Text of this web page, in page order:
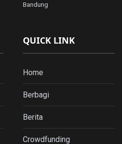
Bandung
QUICK LINK
Home
Berbagi
Berita
Crowdfunding